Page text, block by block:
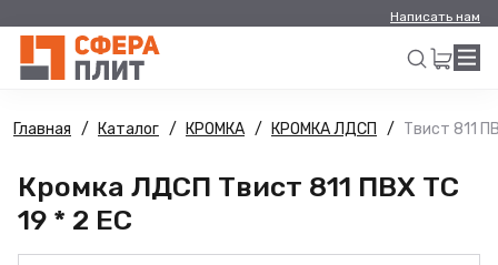
Написать нам
Искать
Главная Каталог КРОМКА КРОМКА ЛДСП Твист 811
Кромка ЛДСП Твист 811 ПВХ ТС
19 * 2 ЕС